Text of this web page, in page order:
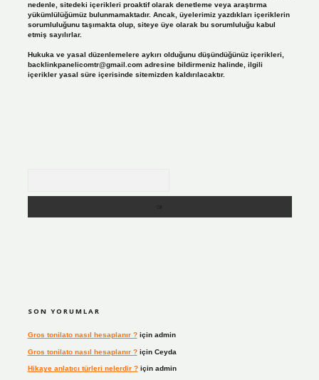
nedenle, sitedeki içerikleri proaktif olarak denetleme veya araştırma
yükümlülüğümüz bulunmamaktadır. Ancak, üyelerimiz yazdıkları içeriklerin
sorumluluğunu taşımakta olup, siteye üye olarak bu sorumluluğu kabul
etmiş sayılırlar.
Hukuka ve yasal düzenlemelere aykırı olduğunu düşündüğünüz içerikleri,
backlinkpanelicomtr@gmail.comadresine bildirmeniz halinde, ilgili
içerikler yasal süre içerisinde sitemizden kaldırılacaktır.
SON YORUMLAR
Gros tonilato nasıl hesaplanır ?için admin
Gros tonilato nasıl hesaplanır ?için Ceyda
Hikaye anlatıcı türleri nelerdir ?için admin